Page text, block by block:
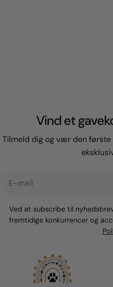
Vind et
Tilmeld dig og vær den
Ved at subscribe til
fremtidige konkurrencer og